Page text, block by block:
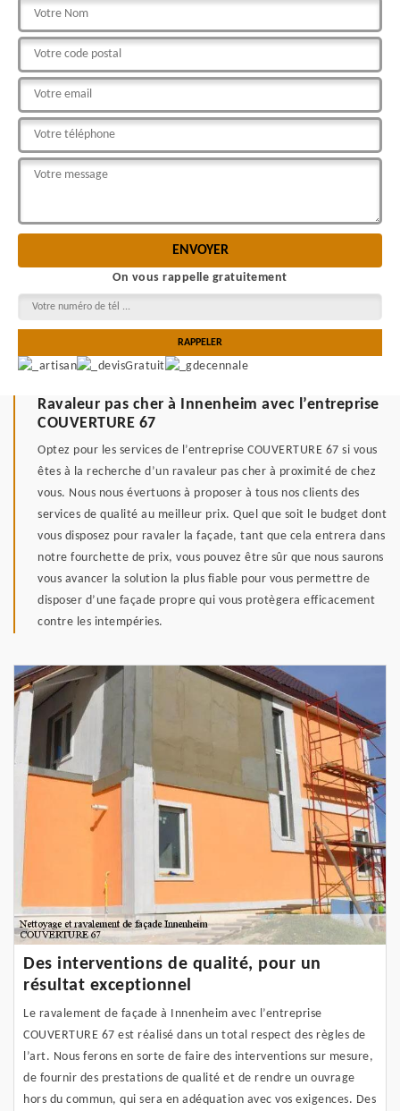
On vous rappelle gratuitement
Ravaleur pas cher à Innenheim avec l’entreprise
COUVERTURE 67
Optez pour les services de l’entreprise COUVERTURE 67 si vous
êtes à la recherche d’un ravaleur pas cher à proximité de chez
vous. Nous nous évertuons à proposer à tous nos clients des
services de qualité au meilleur prix. Quel que soit le budget dont
vous disposez pour ravaler la façade, tant que cela entrera dans
notre fourchette de prix, vous pouvez être sûr que nous saurons
vous avancer la solution la plus fiable pour vous permettre de
disposer d’une façade propre qui vous protègera efficacement
contre les intempéries.
Des interventions de qualité, pour un
résultat exceptionnel
Le ravalement de façade à Innenheim avec l’entreprise
COUVERTURE 67 est réalisé dans un total respect des règles de
l’art. Nous ferons en sorte de faire des interventions sur mesure,
de fournir des prestations de qualité et de rendre un ouvrage
hors du commun, qui sera en adéquation avec vos exigences. Des